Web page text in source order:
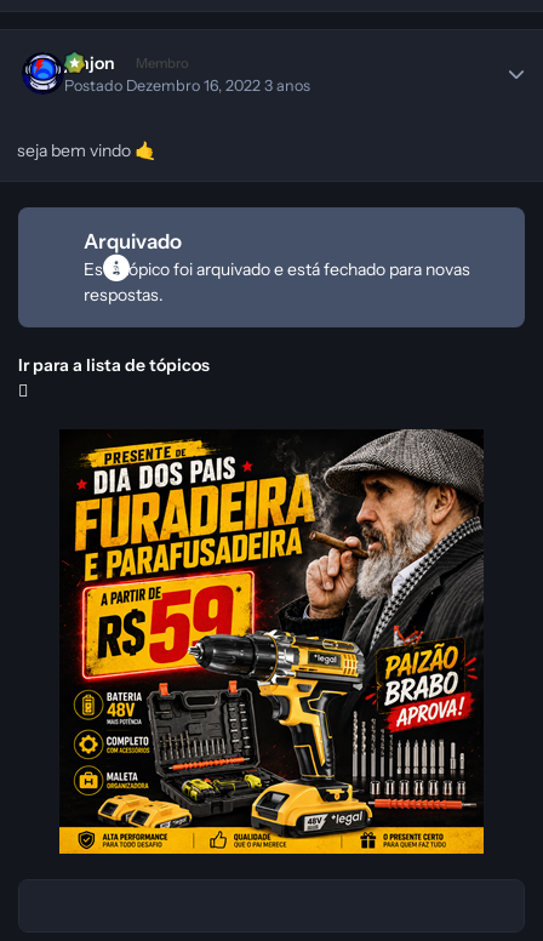
jonjon Membro
Postado Dezembro 16, 20223 anos
seja bem vindo 🤙
Arquivado
Este tópico foi arquivado e está fechado para novas
respostas.
Ir para a lista de tópicos